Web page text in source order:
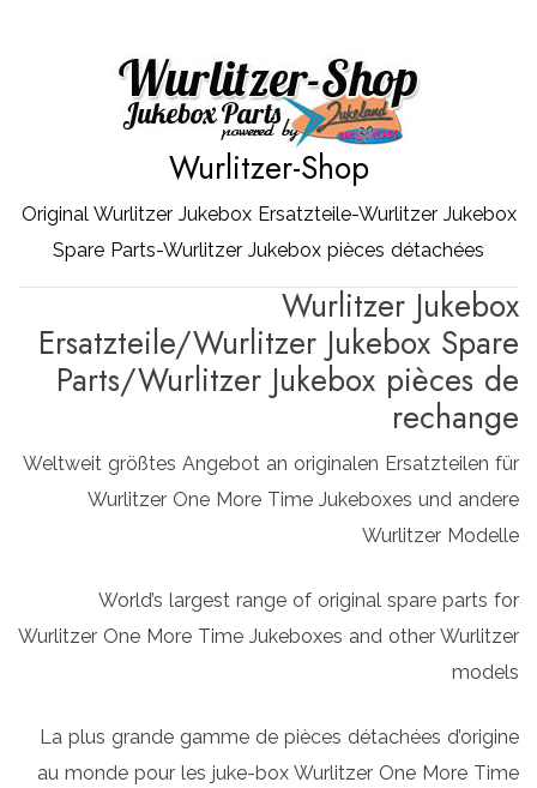
Wurlitzer-Shop
Original Wurlitzer Jukebox Ersatzteile-Wurlitzer Jukebox
Spare Parts-Wurlitzer Jukebox pièces détachées
Wurlitzer Jukebox
Ersatzteile/Wurlitzer Jukebox Spare
Parts/Wurlitzer Jukebox pièces de
rechange
Weltweit größtes Angebot an originalen Ersatzteilen für
Wurlitzer One More Time Jukeboxes und andere
Wurlitzer Modelle
World’s largest range of original spare parts for
Wurlitzer One More Time Jukeboxes and other Wurlitzer
models
La plus grande gamme de pièces détachées d’origine
au monde pour les juke-box Wurlitzer One More Time